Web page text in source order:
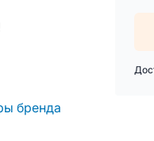
бренда